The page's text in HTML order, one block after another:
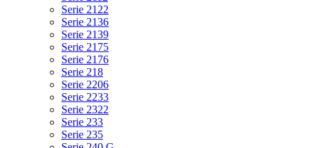
Serie 2122
Serie 2136
Serie 2139
Serie 2175
Serie 2176
Serie 218
Serie 2206
Serie 2233
Serie 2322
Serie 233
Serie 235